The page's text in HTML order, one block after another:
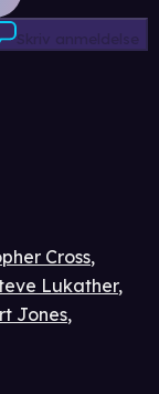
Skriv anmeldelse
Cross,
Lukather,
Jones,